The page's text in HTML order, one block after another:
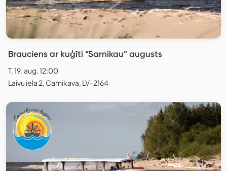
Brauciens ar kuģīti “Sarnikau” augusts
T. 19. aug. 12:00
Laivu iela 2, Carnikava, LV-2164